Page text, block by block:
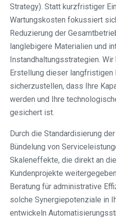
Strategy). Statt kurzfristiger
Wartungskosten fokussiert
Reduzierung der
langlebigere Materialien und
Instandhaltungsstrategien.
Erstellung dieser
sicherzustellen, dass Ihre
werden und Ihre
gesichert ist.
Durch die Standardisierung
Bündelung von
Skaleneffekte, die direkt an
Kundenprojekte
Beratung für administrative
solche Synergiepotenziale in
entwickeln